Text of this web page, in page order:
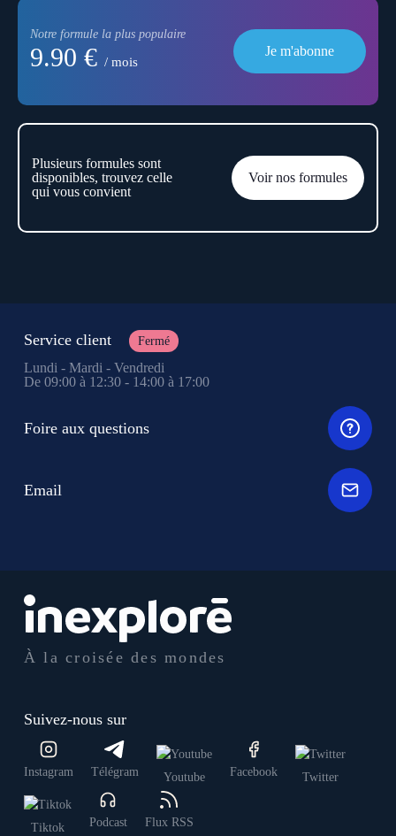
Notre formule la plus populaire
9.90 € / mois
Je m'abonne
Plusieurs formules sont
disponibles, trouvez celle
qui vous convient
Voir nos formules
À la croisée des mondes
Suivez-nous sur
Instagram Télégram Youtube Facebook Twitter
Tiktok Podcast Flux RSS
Service client Fermé
Lundi - Mardi - Vendredi
De 09:00 à 12:30 - 14:00 à 17:00
Foire aux questions
Email